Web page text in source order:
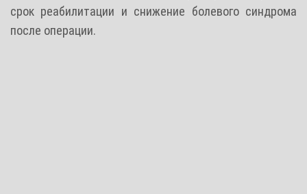
срок реабилитации и снижение болевого синдрома
после операции.